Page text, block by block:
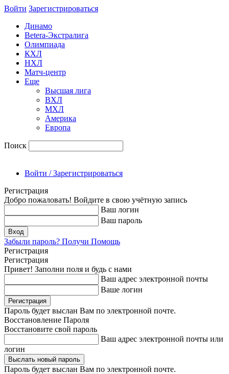
Войти Зарегиcтрироваться
Динамо
Betera-Экстралига
Олимпиада
КХЛ
НХЛ
Матч-центр
Еще
Высшая лига
ВХЛ
МХЛ
Америка
Европа
Поиск
Войти / Зарегистрироваться
Регистрация
Добро пожаловать! Войдите в свою учётную запись
Ваш логин
Ваш пароль
Забыли пароль? Получи Помощь
Регистрация
Регистрация
Привет! Заполни поля и будь с нами
Ваш адрес электронной почты
Ваше логин
Пароль будет выслан Вам по электронной почте.
Восстановление Пароля
Восстановите свой пароль
Ваш адрес электронной почты или
логин
Пароль будет выслан Вам по электронной почте.